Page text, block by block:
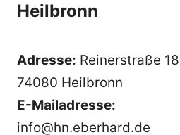
Heilbronn
Adresse: Reinerstraße
74080 Heilbronn
E-Mailadresse:
info@hn.eberhard.de